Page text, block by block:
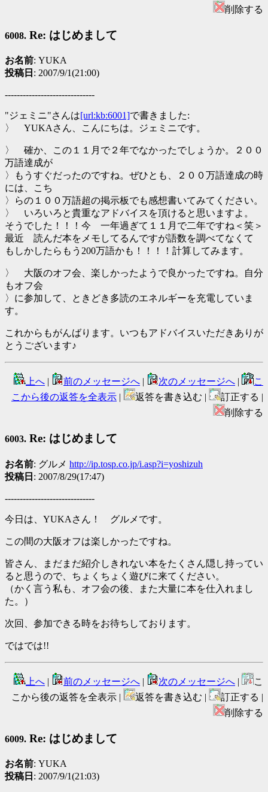
削除する
6008. Re: はじめまして
お名前: YUKA
投稿日 : 2007/9/1(21:00)
------------------------------
"ジェミニ"さんは[url:kb:6001]で書きました:
〉 YUKAさん、こんにちは。ジェミニです。
〉 確か、この１１月で２年でなかったでしょうか。２００
万語達成が
〉もうすぐだったのですね。ぜひとも、２００万語達成の時
には、こち
〉らの１００万語超の掲示板でも感想書いてみてください。
〉 いろいろと貴重なアドバイスを頂けると思いますよ。
そうでした！！！今 一年過ぎて１１月で二年ですね＜笑＞
最近 読んだ本をメモしてるんですが語数を調べてなくて
もしかしたらもう200万語かも！！！！計算してみます。
〉 大阪のオフ会、楽しかったようで良かったですね。自分
もオフ会
〉に参加して、ときどき多読のエネルギーを充電していま
す。
これからもがんばります。いつもアドバイスいただきありが
とうございます♪
上へ | 前のメッセージへ | 次のメッセージへ |
こ
こから後の返答を全表示 | 返答を書き込む |
訂正する |
削除する
6003. Re: はじめまして
お名前: グルメ http://ip.tosp.co.jp/i.asp?i=yoshizuh
投稿日 : 2007/8/29(17:47)
------------------------------
今日は、YUKAさん！ グルメです。
この間の大阪オフは楽しかったですね。
皆さん、まだまだ紹介しきれない本をたくさん隠し持ってい
ると思うので、ちょくちょく遊びに来てください。
（かく言う私も、オフ会の後、また大量に本を仕入れまし
た。）
次回、参加できる時をお待ちしております。
ではでは!!
上へ | 前のメッセージへ | 次のメッセージへ |
こ
こから後の返答を全表示 |
返答を書き込む |
訂正する |
削除する
6009. Re: はじめまして
お名前: YUKA
投稿日 : 2007/9/1(21:03)